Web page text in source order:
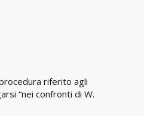
riferito agli
“nei confronti di W.